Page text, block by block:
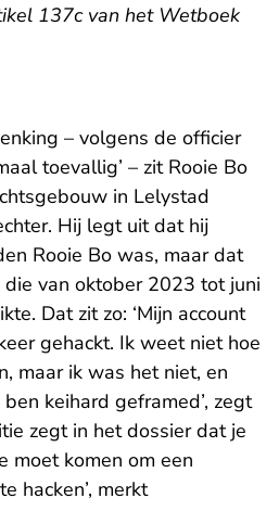
137c van het Wetboek
– volgens de officier
toevallig’ – zit Rooie Bo
in Lelystad
Hij legt uit dat hij
Rooie Bo was, maar dat
die van oktober 2023 tot juni
Dat zit zo: ‘Mijn account
gehackt. Ik weet niet hoe
maar ik was het niet, en
keihard geframed’, zegt
zegt in het dossier dat je
moet komen om een
hacken’, merkt